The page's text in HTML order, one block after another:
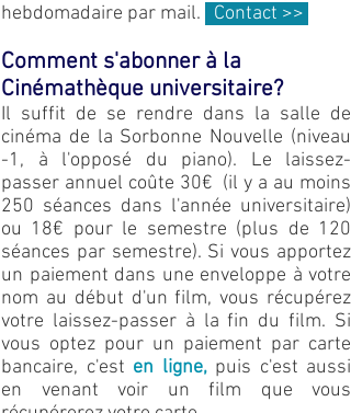
hebdomadaire par mail. Contact >>
Comment s'abonner à la
Cinémathèque universitaire?
Il suffit de se rendre dans la salle de
cinéma de la Sorbonne Nouvelle (niveau
-1, à l'opposé du piano). Le laissez-
passer annuel coûte 30€ (il y a au moins
250 séances dans l'année universitaire)
ou 18€ pour le semestre (plus de 120
séances par semestre). Si vous apportez
un paiement dans une enveloppe à votre
nom au début d'un film, vous récupérez
votre laissez-passer à la fin du film. Si
vous optez pour un paiement par carte
bancaire, c'est en ligne,puis c'est aussi
en venant voir un film que vous